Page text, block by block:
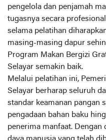
pengelola dan penjamah
tugasnya secara
selama pelatihan
masing-masing dapur
Program Makan Bergizi
Selayar semakin baik.
‎Melalui pelatihan ini,
Selayar berharap seluruh
standar keamanan pangan
pengadaan bahan baku
penerima manfaat. Dengan